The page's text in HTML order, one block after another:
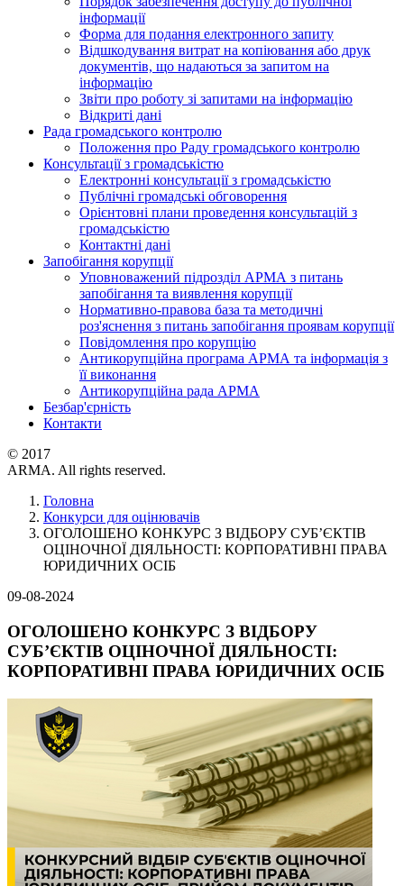
інформації
Форма для подання електронного запиту
Відшкодування витрат на копіювання або друк
документів, що надаються за запитом на
інформацію
Звіти про роботу зі запитами на інформацію
Відкриті дані
Рада громадського контролю
Положення про Раду громадського контролю
Консультації з громадськістю
Електронні консультації з громадськістю
Публічні громадські обговорення
Орієнтовні плани проведення консультацій з
громадськістю
Контактні дані
Запобігання корупції
Уповноважений підрозділ АРМА з питань
запобігання та виявлення корупції
Нормативно-правова база та методичні
роз'яснення з питань запобігання проявам корупції
Повідомлення про корупцію
Антикорупційна програма АРМА та інформація з
її виконання
Антикорупційна рада АРМА
Безбар'єрність
Контакти
© 2017
ARMA. All rights reserved.
Головна
Конкурси для оцінювачів
ОГОЛОШЕНО КОНКУРС З ВІДБОРУ СУБ’ЄКТІВ
ОЦІНОЧНОЇ ДІЯЛЬНОСТІ: КОРПОРАТИВНІ ПРАВА
ЮРИДИЧНИХ ОСІБ
09-08-2024
ОГОЛОШЕНО КОНКУРС З ВІДБОРУ
СУБ’ЄКТІВ ОЦІНОЧНОЇ ДІЯЛЬНОСТІ:
КОРПОРАТИВНІ ПРАВА ЮРИДИЧНИХ ОСІБ